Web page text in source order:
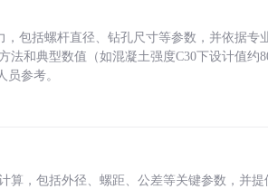
包括螺杆直径、钻孔尺寸等参数，并依据专
法和典型数值（如混凝土强度C30下设计值约
参考。
算，包括外径、螺距、公差等关键参数，并